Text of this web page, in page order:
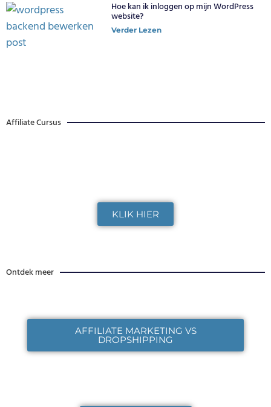
Hoe kan ik inloggen op mijn WordPress
website?
Verder Lezen
Affiliate Cursus
KLIK HIER
Ontdek meer
AFFILIATE MARKETING VS
DROPSHIPPING